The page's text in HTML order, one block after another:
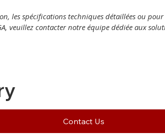
les spécifications techniques détaillées ou
veuillez contacter notre équipe dédiée aux
Contact Us